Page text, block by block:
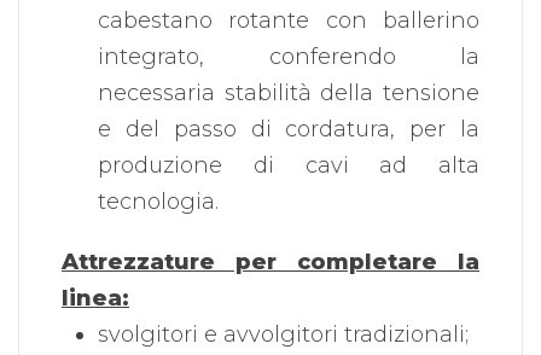
cabestano rotante con ballerino
integrato, conferendo la
necessaria stabilità della tensione
e del passo di cordatura, per la
produzione di cavi ad alta
tecnologia.
Attrezzature per completare la
linea:
svolgitori e avvolgitori tradizionali;